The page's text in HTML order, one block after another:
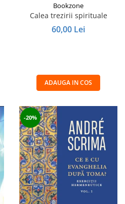
Bookzone
Calea trezirii spirituale
60,00 Lei
ADAUGA IN COS
-20%